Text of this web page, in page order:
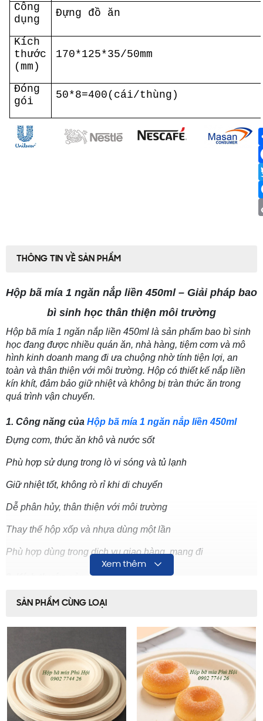
Công
dụng
Đựng đồ ăn
Kích
thước
(mm)
170*125*35/50mm
Đóng
gói
50*8=400(cái/thùng)
THÔNG TIN VỀ SẢN PHẨM
Hộp bã mía 1 ngăn nắp liền 450ml – Giải pháp bao
bì sinh học thân thiện môi trường
Hộp bã mía 1 ngăn nắp liền 450ml là sản phẩm bao bì sinh
học đang được nhiều quán ăn, nhà hàng, tiệm cơm và mô
hình kinh doanh mang đi ưa chuộng nhờ tính tiện lợi, an
toàn và thân thiện với môi trường. Hộp có thiết kế nắp liền
kín khít, đảm bảo giữ nhiệt và không bị tràn thức ăn trong
quá trình vận chuyển.
1. Công năng của Hộp bã mía 1 ngăn nắp liền 450ml
Đựng cơm, thức ăn khô và nước sốt
Phù hợp sử dụng trong lò vi sóng và tủ lạnh
Giữ nhiệt tốt, không rò rỉ khi di chuyển
Dễ phân hủy, thân thiện với môi trường
Thay thế hộp xốp và nhựa dùng một lần
Phù hợp dùng trong dịch vụ giao hàng, mang đi
2. Kích thước sản phẩm
170*125*35/50mm – Định lượng 450ml
Xem thêm
SẢN PHẨM CÙNG LOẠI